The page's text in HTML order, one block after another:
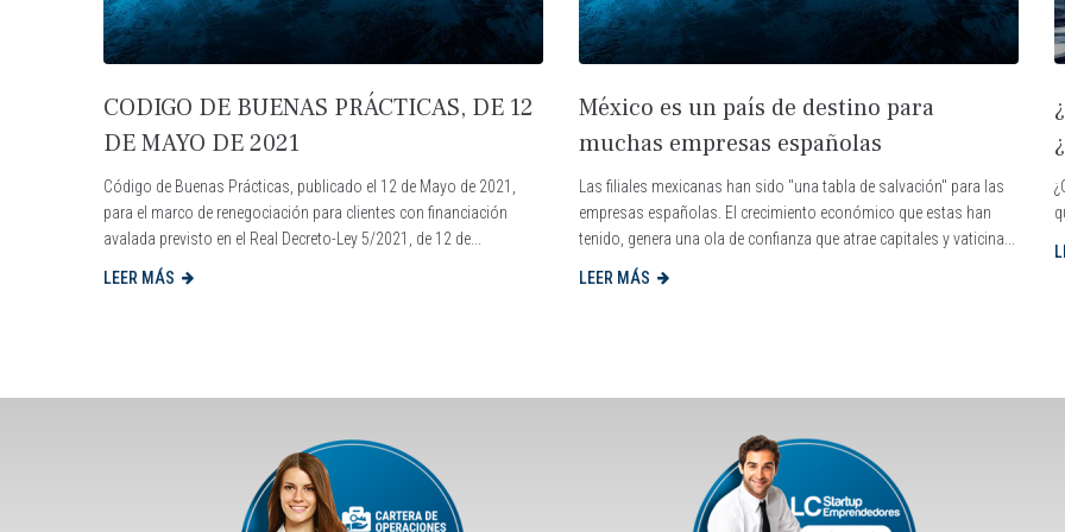
CODIGO DE BUENAS PRÁCTICAS, DE 12
DE MAYO DE 2021
Código de Buenas Prácticas, publicado el 12 de Mayo de 2021,
para el marco de renegociación para clientes con financiación
avalada previsto en el Real Decreto-Ley 5/2021, de 12 de...
LEER MÁS
México es un país de destino para
muchas empresas españolas
Las filiales mexicanas han sido "una tabla de salvación" para las
empresas españolas. El crecimiento económico que estas han
tenido, genera una ola de confianza que atrae capitales y vaticina...
LEER MÁS